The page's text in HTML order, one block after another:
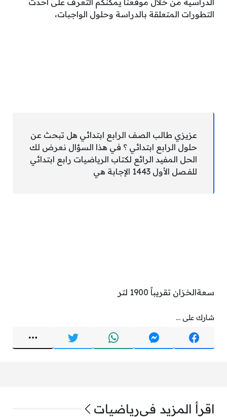
التطورات المتعلقة بالدراسة وحلول الواجبات،
عزيزي طالب الصف الرابع ابتدائي هل تبحث عن
حلول الرابع ابتدائي ؟ في هذا السؤال نعرض لك
الحل المفيد الرائع لكتاب الرياضيات رابع ابتدائي
للفـصل الأول 1443 الإجابة هي
سعةالخزان تقريباً 1900 لتر
شارك على ...
اقرأ المزيد فيرياضيات